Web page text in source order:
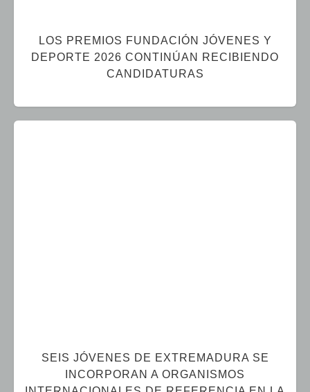
LOS PREMIOS FUNDACIÓN JÓVENES Y
DEPORTE 2026 CONTINÚAN RECIBIENDO
CANDIDATURAS
SEIS JÓVENES DE EXTREMADURA SE
INCORPORAN A ORGANISMOS